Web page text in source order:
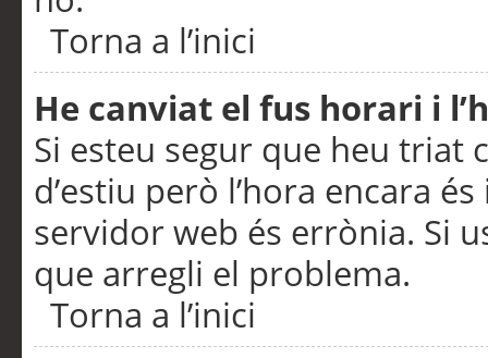
Torna a l’inici
He canviat el fus horari i
Si esteu segur que heu triat
d’estiu però l’hora encara
servidor web és errònia. Si
que arregli el problema.
Torna a l’inici